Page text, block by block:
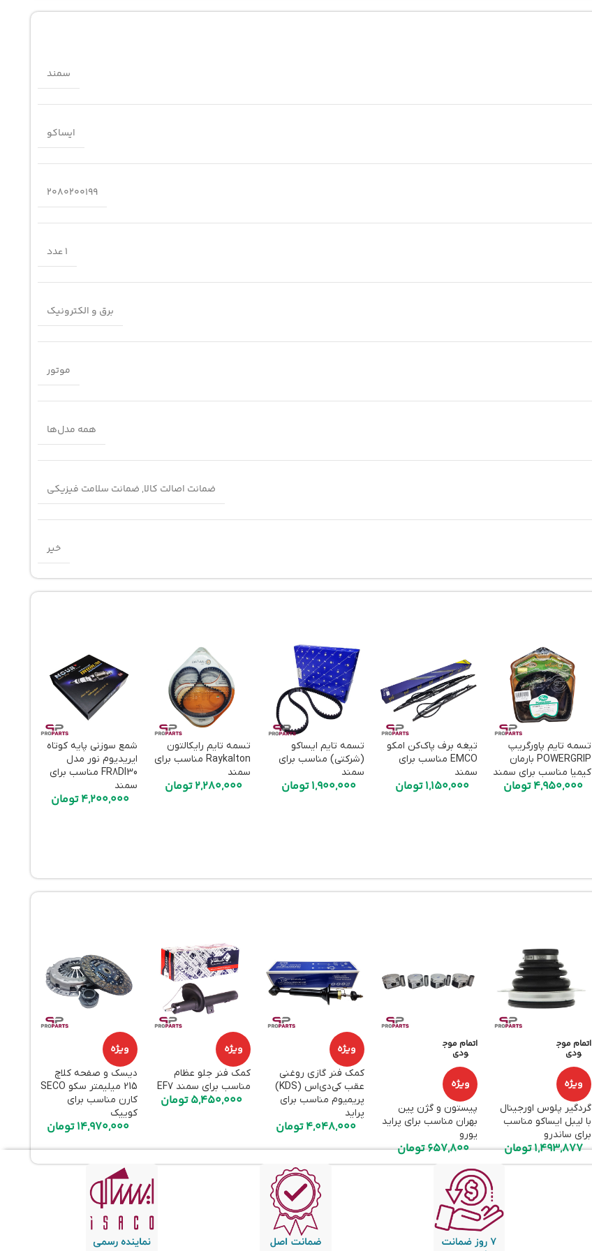
سمند
ایساکو
2080200199
1 عدد
برق و الکترونیک
موتور
همه مدل‌ها
ضمانت اصالت کالا, ضمانت سلامت فیزیکی
خیر
تسمه تایم پاورگریپ
POWERGRIP بارمان
کیمیا مناسب برای سمند
4,950,000تومان
تیغه برف پاک‌کن امکو
EMCO مناسب برای
سمند
1,150,000تومان
تسمه تایم ایساکو
(شرکتی) مناسب برای
سمند
1,900,000تومان
تسمه تایم رایکالتون
Raykalton مناسب برای
سمند
2,280,000تومان
شمع سوزنی پایه کوتاه
ایریدیوم نور مدل
FR8DI30 مناسب برای
سمند
4,200,000تومان
اتمام موج
ودی
ویژه
گردگیر پلوس اورجینال
با لیبل ایساکو مناسب
برای ساندرو
1,493,877تومان
اتمام موج
ودی
ویژه
پیستون و گژن پین
بهران مناسب برای پراید
یورو
657,800تومان
ویژه
کمک فنر گازی روغنی
عقب کی‌دی‌اس (KDS)
پریمیوم مناسب برای
پراید
4,048,000تومان
ویژه
کمک فنر جلو عظام
مناسب برای سمند EF7
5,450,000تومان
ویژه
دیسک و صفحه کلاچ
215 میلیمتر سکو SECO
کارن مناسب برای
کوییک
14,970,000تومان